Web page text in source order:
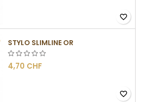
favorite_border
STYLO SLIMLINE OR
4,70 CHF
favorite_border